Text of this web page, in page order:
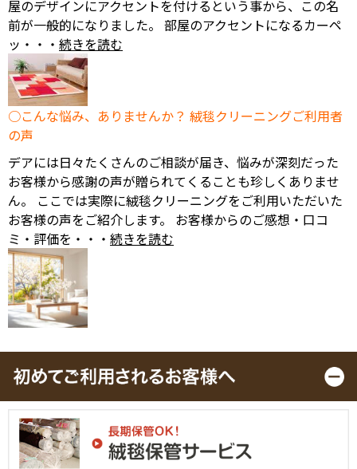
屋のデザインにアクセントを付けるという事から、この名
前が一般的になりました。 部屋のアクセントになるカーペ
ッ・・・ 続きを読む
こんな悩み、ありませんか？ 絨毯クリーニングご利用者
の声
デアには日々たくさんのご相談が届き、悩みが深刻だった
お客様から感謝の声が贈られてくることも珍しくありませ
ん。 ここでは実際に絨毯クリーニングをご利用いただいた
お客様の声をご紹介します。 お客様からのご感想・口コ
ミ・評価を・・・ 続きを読む